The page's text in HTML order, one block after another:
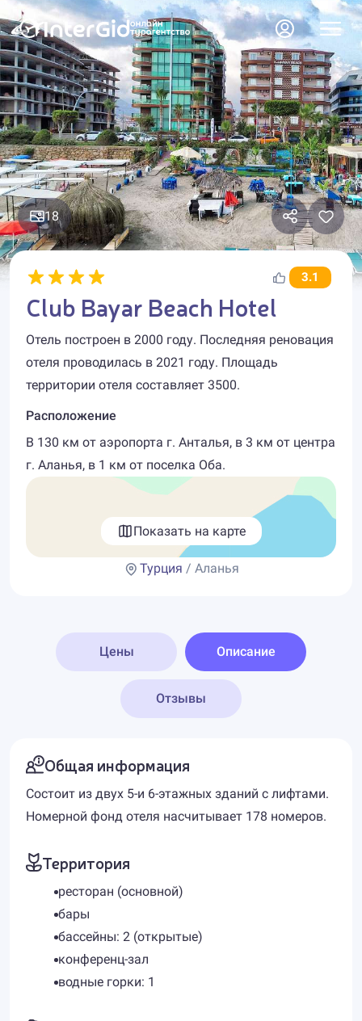
18
3.1
Club Bayar Beach Hotel
Отель построен в 2000 году. Последняя реновация
отеля проводилась в 2021 году. Площадь
территории отеля составляет 3500.
Расположение
В 130 км от аэропорта г. Анталья, в 3 км от центра
г. Аланья, в 1 км от поселка Оба.
Показать на карте
Турция / Аланья
Цены Описание
Отзывы
Общая информация
Состоит из двух 5-и 6-этажных зданий с лифтами.
Номерной фонд отеля насчитывает 178 номеров.
Территория
ресторан (основной)
бары
бассейны: 2 (открытые)
конференц-зал
водные горки: 1